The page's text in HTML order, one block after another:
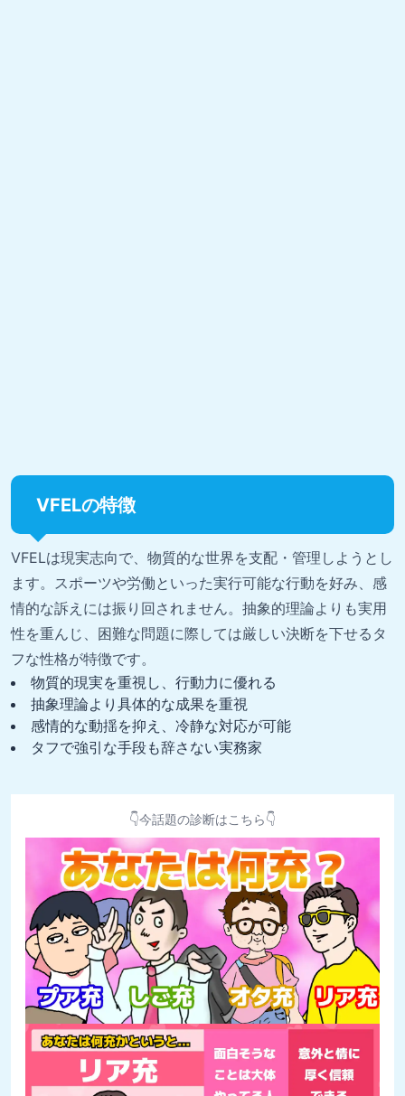
VFELの特徴
VFELは現実志向で、物質的な世界を支配・管理しようとし
ます。スポーツや労働といった実行可能な行動を好み、感
情的な訴えには振り回されません。抽象的理論よりも実用
性を重んじ、困難な問題に際しては厳しい決断を下せるタ
フな性格が特徴です。
物質的現実を重視し、行動力に優れる
抽象理論より具体的な成果を重視
感情的な動揺を抑え、冷静な対応が可能
タフで強引な手段も辞さない実務家
👇今話題の診断はこちら👇